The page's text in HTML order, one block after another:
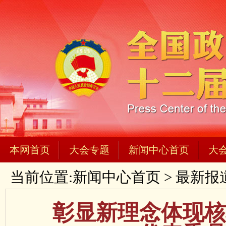
本网首页 大会专题 新闻中心首页 大
当前位置:新闻中心首页 > 最新报
彰显新理念体现